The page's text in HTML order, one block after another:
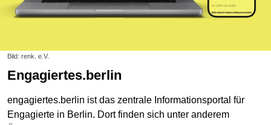
Bild: renk. e.V.
engagiertes.berlin
engagiertes.berlin ist das zentrale Informationsportal für
Engagierte in Berlin. Dort finden sich unter anderem